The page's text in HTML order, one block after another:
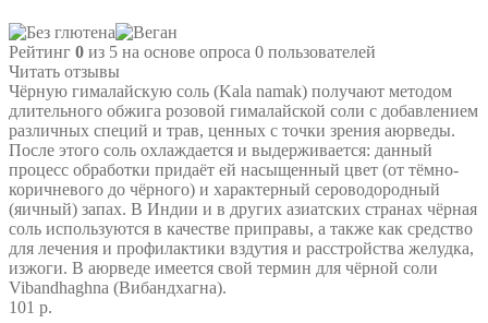
Рейтинг 0 из 5 на основе опроса 0 пользователей
Читать отзывы
Чёрную гималайскую соль (Kala namak) получают методом
длительного обжига розовой гималайской соли с добавлением
различных специй и трав, ценных с точки зрения аюрведы.
После этого соль охлаждается и выдерживается: данный
процесс обработки придаёт ей насыщенный цвет (от тёмно-
коричневого до чёрного) и характерный сероводородный
(яичный) запах. В Индии и в других азиатских странах чёрная
соль используются в качестве приправы, а также как средство
для лечения и профилактики вздутия и расстройства желудка,
изжоги. В аюрведе имеется свой термин для чёрной соли
Vibandhaghna (Вибандхагна).
101 р.